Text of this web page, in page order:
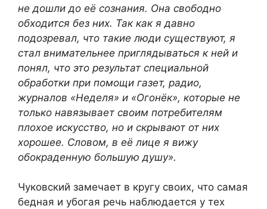
не дошли до её сознания. Она свободно
обходится без них. Так как я давно
подозревал, что такие люди существуют, я
стал внимательнее приглядываться к ней и
понял, что это результат специальной
обработки при помощи газет, радио,
журналов «Неделя» и «Огонёк», которые не
только навязывает своим потребителям
плохое искусство, но и скрывают от них
хорошее. Словом, в её лице я вижу
обокраденную большую душу».
Чуковский замечает в кругу своих, что самая
бедная и убогая речь наблюдается у тех